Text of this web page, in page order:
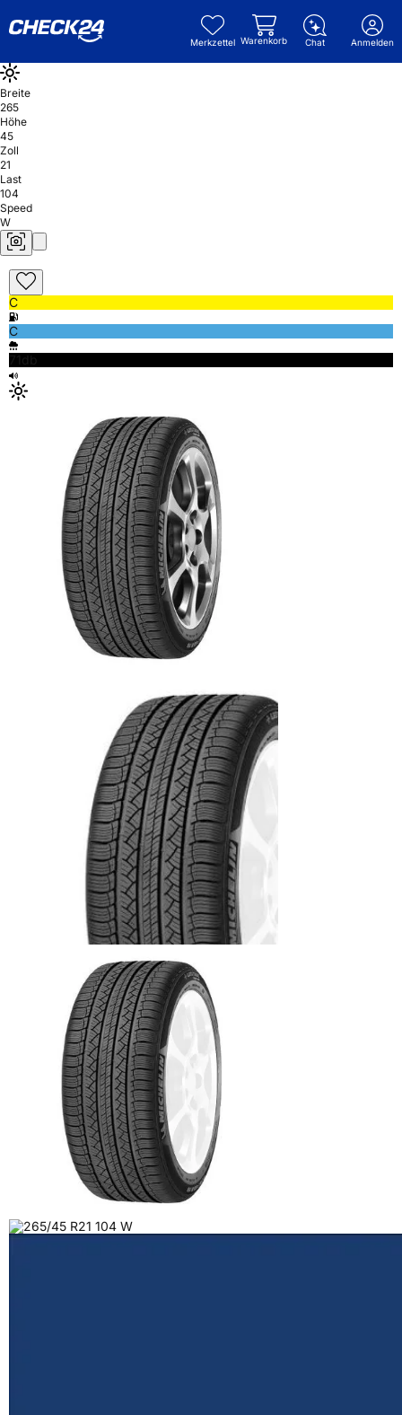
Merkzettel Warenkorb Chat Anmelden
Breite
265
Höhe
45
Zoll
21
Last
104
Speed
W
C
C
71db